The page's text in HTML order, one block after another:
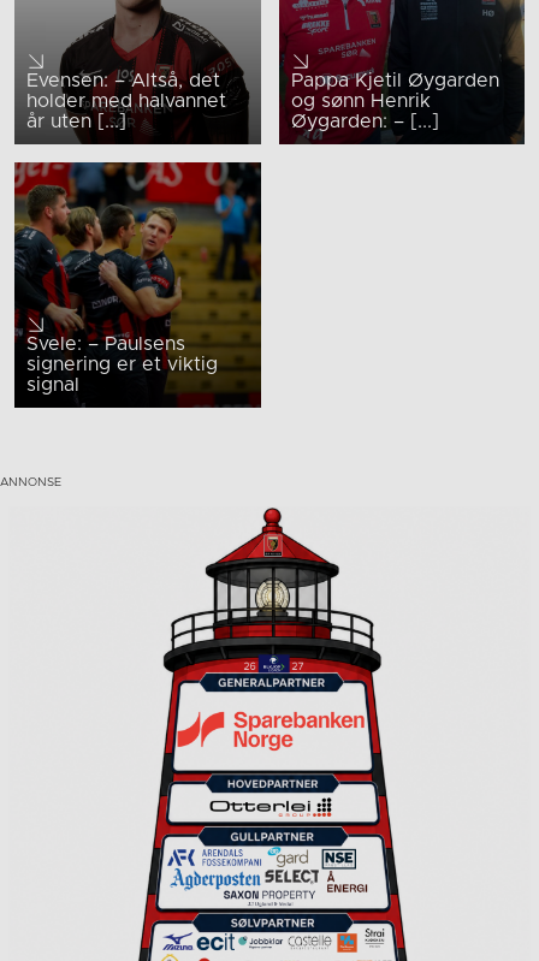
Evensen: – Altså, det
holder med halvannet
år uten [...]
Pappa Kjetil Øygarden
og sønn Henrik
Øygarden: – [...]
Svele: – Paulsens
signering er et viktig
signal